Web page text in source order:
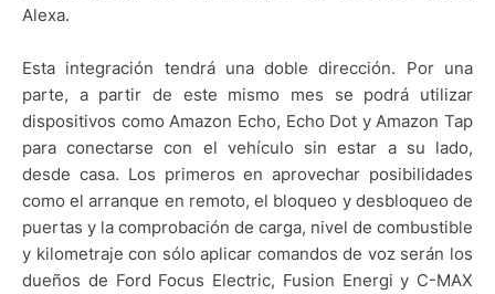
Alexa.
Esta integración tendrá una doble dirección. Por una
parte, a partir de este mismo mes se podrá utilizar
dispositivos como Amazon Echo, Echo Dot y Amazon Tap
para conectarse con el vehículo sin estar a su lado,
desde casa. Los primeros en aprovechar posibilidades
como el arranque en remoto, el bloqueo y desbloqueo de
puertas y la comprobación de carga, nivel de combustible
y kilometraje con sólo aplicar comandos de voz serán los
dueños de Ford Focus Electric, Fusion Energi y C-MAX